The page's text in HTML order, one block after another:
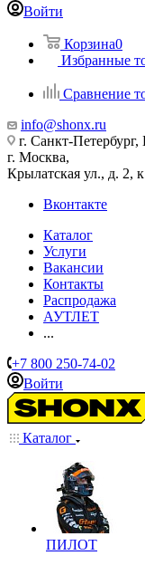
Войти
Корзина0
Избранные
Сравнение
info@shonx.ru
г. Санкт-
г. Москва,
Крылатская ул., д. 2,
Вконтакте
Каталог
Услуги
Вакансии
Контакты
Распродажа
АУТЛЕТ
...
+7 800 250-74-02
Войти
Каталог
ПИЛОТ